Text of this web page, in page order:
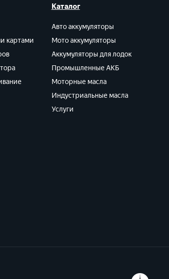
картами
Каталог
Авто аккумуляторы
Мото аккумуляторы
Аккумуляторы для лодок
Промышленные АКБ
Моторные масла
Индустриальные масла
Услуги